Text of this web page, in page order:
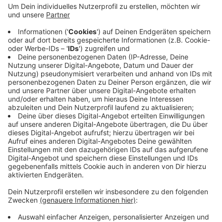
Auf der U76 gibt es weiterhin Einschränkungen, da die
Wendeschleife in Holthausen nach dem Unfall
gesperrt ist. Derzeit läuft die Suche nach der Ursache.
Dafür wird der Fahrdatenschreiber ausgewertet, so die
Rheinbahn. Aktuell kann sie weder technisches noch
menschliches Versagen ausschließen. Bei dem Unfall
gestern wurden 13 Personen verletzt, eine davon
schwer.
Anzeige